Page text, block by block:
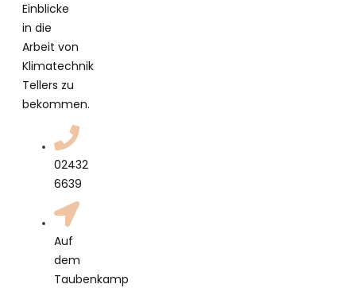
Einblicke
in die
Arbeit von
Klimatechnik
Tellers zu
bekommen.
02432
6639
Auf
dem
Taubenkamp